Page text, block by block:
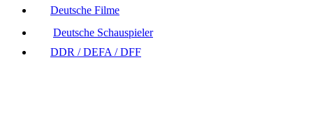
Deutsche Filme
Deutsche Schauspieler
DDR / DEFA / DFF